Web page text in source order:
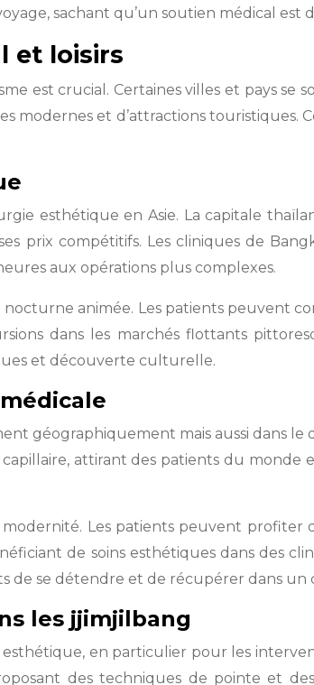
sachant qu’un soutien médical est
et loisirs
est crucial. Certaines villes et pays se
modernes et d’attractions touristiques.
esthétique en Asie. La capitale
prix compétitifs. Les cliniques de
aux opérations plus complexes.
animée. Les patients peuvent
dans les marchés flottants
et découverte culturelle.
géographiquement mais aussi dans le
attirant des patients du monde
modernité. Les patients peuvent
de soins esthétiques dans des
de se détendre et de récupérer dans
les jjimjilbang
en particulier pour les
des techniques de pointe et